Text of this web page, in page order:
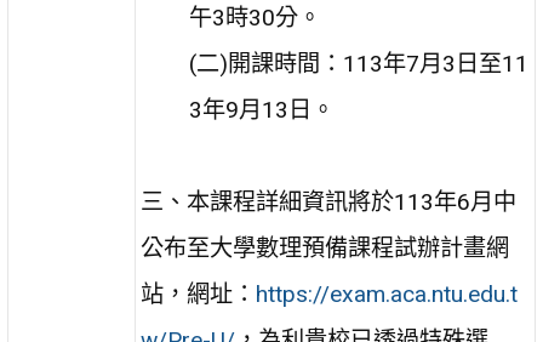
午3時30分。
(二)開課時間：113年7月3日至11
3年9月13日。
三、本課程詳細資訊將於113年6月中
公布至大學數理預備課程試辦計畫網
站，網址： https://exam.aca.ntu.edu.t